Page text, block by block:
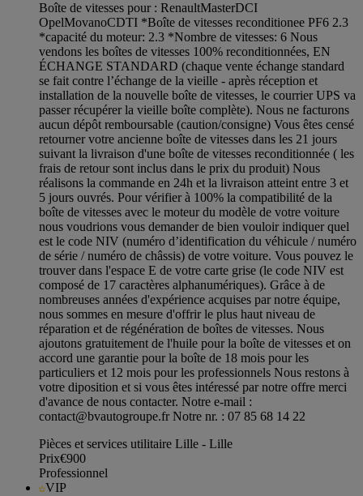
Boîte de vitesses pour : RenaultMasterDCI
OpelMovanoCDTI *Boîte de vitesses reconditionee PF6 2.3
*capacité du moteur: 2.3 *Nombre de vitesses: 6 Nous
vendons les boîtes de vitesses 100% reconditionnées, EN
ÉCHANGE STANDARD (chaque vente échange standard
se fait contre l’échange de la vieille - après réception et
installation de la nouvelle boîte de vitesses, le courrier UPS va
passer récupérer la vieille boîte complète). Nous ne facturons
aucun dépôt remboursable (caution/consigne) Vous êtes censé
retourner votre ancienne boîte de vitesses dans les 21 jours
suivant la livraison d'une boîte de vitesses reconditionnée ( les
frais de retour sont inclus dans le prix du produit) Nous
réalisons la commande en 24h et la livraison atteint entre 3 et
5 jours ouvrés. Pour vérifier à 100% la compatibilité de la
boîte de vitesses avec le moteur du modèle de votre voiture
nous voudrions vous demander de bien vouloir indiquer quel
est le code NIV (numéro d’identification du véhicule / numéro
de série / numéro de châssis) de votre voiture. Vous pouvez le
trouver dans l'espace E de votre carte grise (le code NIV est
composé de 17 caractères alphanumériques). Grâce à de
nombreuses années d'expérience acquises par notre équipe,
nous sommes en mesure d'offrir le plus haut niveau de
réparation et de régénération de boîtes de vitesses. Nous
ajoutons gratuitement de l'huile pour la boîte de vitesses et on
accord une garantie pour la boîte de 18 mois pour les
particuliers et 12 mois pour les professionnels Nous restons à
votre diposition et si vous êtes intéressé par notre offre merci
d'avance de nous contacter. Notre e-mail :
contact@bvautogroupe.frNotre nr. : 07 85 68 14 22
Pièces et services utilitaire Lille - Lille
Prix€900
Professionnel
VIP